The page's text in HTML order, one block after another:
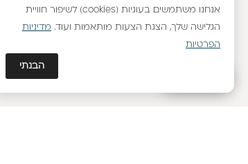
וואטסאפ
054-8887576
|וואטסאפ
אנחנו משתמשים בעוגיות (cookies) לשיפור חוויית
הגלישה שלך, הצגת הצעות מותאמות ועוד. מדיניות
הפרטיות
הבנתי